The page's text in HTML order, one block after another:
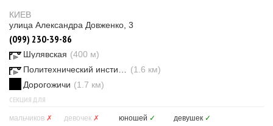
КИЕВ
улица Александра Довженко, 3
(099) 230-39-86
Шулявская (400 м)
(1.6 км)
Дорогожичи (1.7 км)
СЕКЦИЯ ДЛЯ
мальчиков ✗ девочек ✗ юношей ✓ девушек ✓